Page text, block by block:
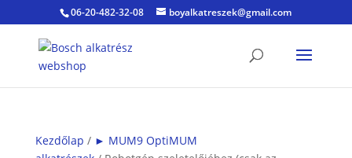
06-20-482-32-08 boyalkatreszek@gmail.com
Kezdőlap / ► MUM9 OptiMUM